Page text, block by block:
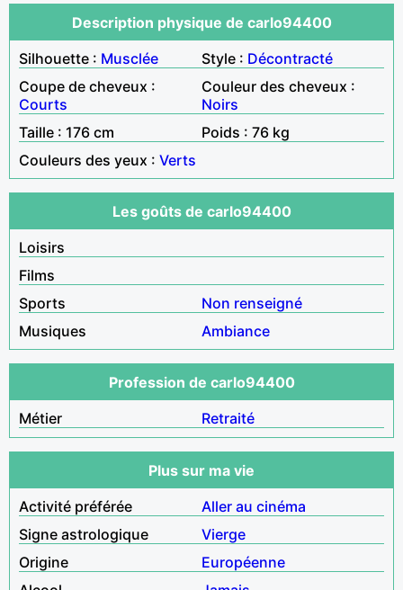
Description physique de carlo94400
Silhouette : Musclée Style : Décontracté
Coupe de cheveux :
Courts
Couleur des cheveux :
Noirs
Taille : 176 cm
Poids : 76 kg
Couleurs des yeux : Verts
Les goûts de carlo94400
Loisirs
Films
Sports
Non renseigné
Musiques
Ambiance
Profession de carlo94400
Métier
Retraité
Plus sur ma vie
Activité préférée
Aller au cinéma
Signe astrologique
Vierge
Origine
Européenne